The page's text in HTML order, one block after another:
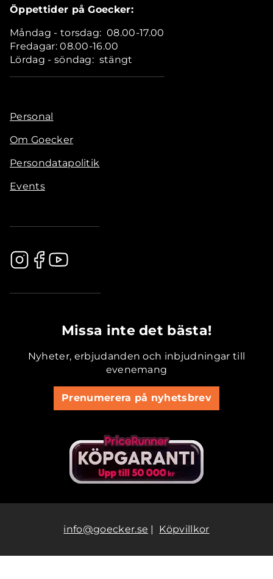
Öppettider på Goecker:
Måndag - torsdag: 08.00-17.00
Fredagar: 08.00-16.00
Lördag - söndag: stängt
Personal
Om Goecker
Persondatapolitik
Events
Missa inte det bästa!
Nyheter, erbjudanden och inbjudningar till
evenemang
Prenumerera på nyhetsbrev
info@goecker.se | Köpvillkor